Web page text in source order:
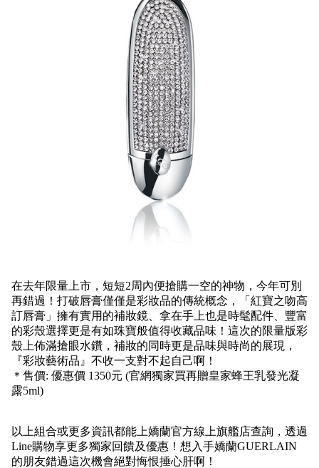
在去年限量上市，短短2周內便搶購一空的神物，今年可別
再錯過！打破唇膏僅僅是彩妝品的傳統概念，「紅寶之吻高
訂唇膏」擁有實用的補妝鏡、拿在手上也是時髦配件、豐富
的彩殼選擇更是有如珠寶般值得收藏品味！這次的限量版彩
殼上佈滿搶眼水鑽，補妝的同時更是品味與時尚的展現，
『彩妝藝術品』不收一支對不起自己啊！
＊售價: 優惠價 1350元 (官網獨家買再贈皇家蜂王乳發光凝
露5ml)
以上組合或更多資訊都能上嬌蘭官方線上旗艦店查詢，透過
Line購物享更多獨家回饋及優惠！想入手嬌蘭GUERLAIN
的朋友錯過這次機會絕對悔恨捶心肝啊！